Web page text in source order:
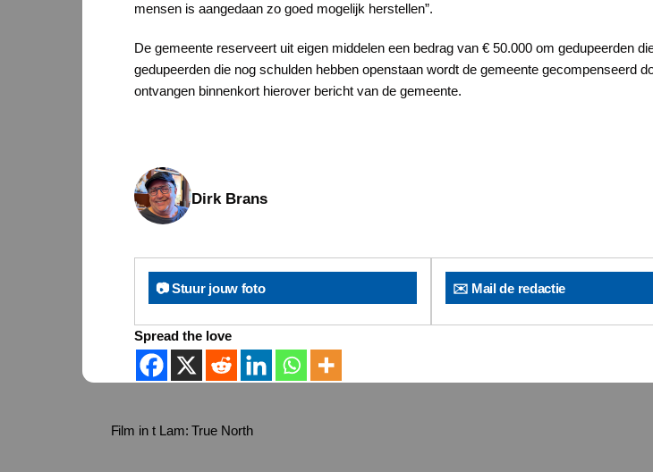
mensen is aangedaan zo goed mogelijk herstellen”.
De gemeente reserveert uit eigen middelen een bedrag van € 50.000 om gedupeerden
gedupeerden die nog schulden hebben openstaan wordt de gemeente gecompenseerd
ontvangen binnenkort hierover bericht van de gemeente.
Dirk Brans
📷 Stuur jouw foto ✉️ Mail de redactie
Spread the love
Film in t Lam: True North